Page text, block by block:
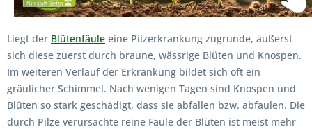
Liegt der Blütenfäule eine Pilzerkrankung zugrunde, äußerst
sich diese zuerst durch braune, wässrige Blüten und Knospen.
Im weiteren Verlauf der Erkrankung bildet sich oft ein
gräulicher Schimmel. Nach wenigen Tagen sind Knospen und
Blüten so stark geschädigt, dass sie abfallen bzw. abfaulen. Die
durch Pilze verursachte reine Fäule der Blüten ist meist mehr